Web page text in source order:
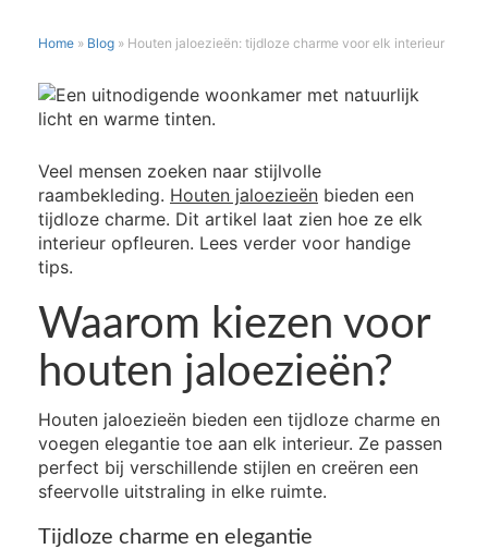
Home » Blog » Houten jaloezieën: tijdloze charme voor elk interieur
HOUTEN
JALOEZIEËN:
TIJDLOZE
VOOR
ELK
INTERIEUR
Veel mensen zoeken naar stijlvolle
raambekleding. Houten jaloezieën bieden een
tijdloze charme. Dit artikel laat zien hoe ze elk
interieur opfleuren. Lees verder voor handige
tips.
Waarom kiezen voor
houten jaloezieën?
Houten jaloezieën bieden een tijdloze charme en
voegen elegantie toe aan elk interieur. Ze passen
perfect bij verschillende stijlen en creëren een
sfeervolle uitstraling in elke ruimte.
Tijdloze charme en elegantie